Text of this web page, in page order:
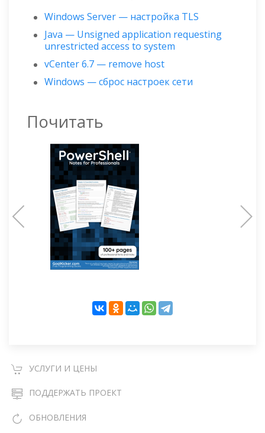
Windows Server — настройка TLS
Java — Unsigned application requesting
unrestricted access to system
vCenter 6.7 — remove host
Windows — сброс настроек сети
Почитать
УСЛУГИ И ЦЕНЫ
ПОДДЕРЖАТЬ ПРОЕКТ
ОБНОВЛЕНИЯ